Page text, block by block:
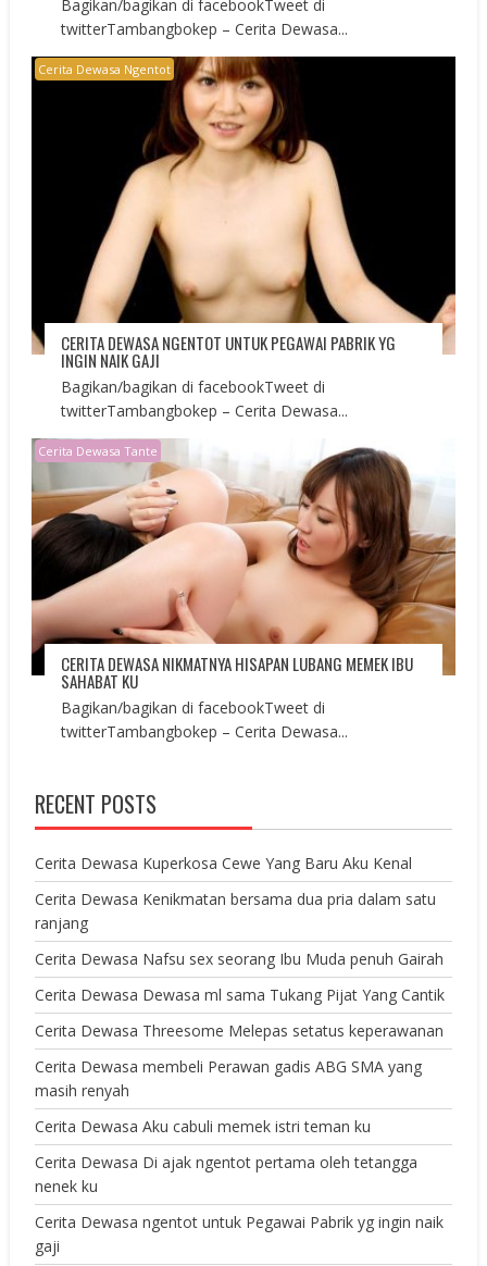
Bagikan/bagikan di facebookTweet di
twitterTambangbokep – Cerita Dewasa...
Cerita Dewasa Ngentot
CERITA DEWASA NGENTOT UNTUK PEGAWAI PABRIK YG
INGIN NAIK GAJI
Bagikan/bagikan di facebookTweet di
twitterTambangbokep – Cerita Dewasa...
Cerita Dewasa Tante
CERITA DEWASA NIKMATNYA HISAPAN LUBANG MEMEK IBU
SAHABAT KU
Bagikan/bagikan di facebookTweet di
twitterTambangbokep – Cerita Dewasa...
RECENT POSTS
Cerita Dewasa Kuperkosa Cewe Yang Baru Aku Kenal
Cerita Dewasa Kenikmatan bersama dua pria dalam satu
ranjang
Cerita Dewasa Nafsu sex seorang Ibu Muda penuh Gairah
Cerita Dewasa Dewasa ml sama Tukang Pijat Yang Cantik
Cerita Dewasa Threesome Melepas setatus keperawanan
Cerita Dewasa membeli Perawan gadis ABG SMA yang
masih renyah
Cerita Dewasa Aku cabuli memek istri teman ku
Cerita Dewasa Di ajak ngentot pertama oleh tetangga
nenek ku
Cerita Dewasa ngentot untuk Pegawai Pabrik yg ingin naik
gaji